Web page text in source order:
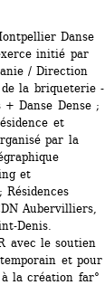
Danse
initié par
/ Direction
la briqueterie -
+ Danse Dense ;
et
par la
et
Aubervilliers,
Denis.
avec le soutien
et pour
la création far°